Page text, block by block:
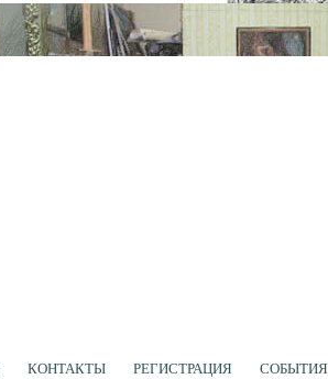
КОНТАКТЫ РЕГИСТРАЦИЯ СОБЫТИЯ